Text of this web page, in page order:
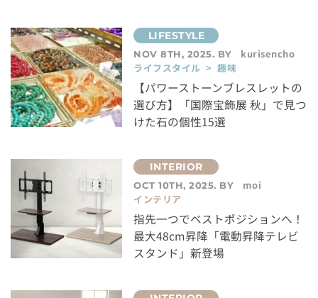
NOV 8TH, 2025. BY
kurisencho
ライフスタイル > 趣味
【パワーストーンブレスレットの
選び方】「国際宝飾展 秋」で見つ
けた石の個性15選
OCT 10TH, 2025. BY
moi
インテリア
指先一つでベストポジションへ！
最大48cm昇降「電動昇降テレビ
スタンド」新登場